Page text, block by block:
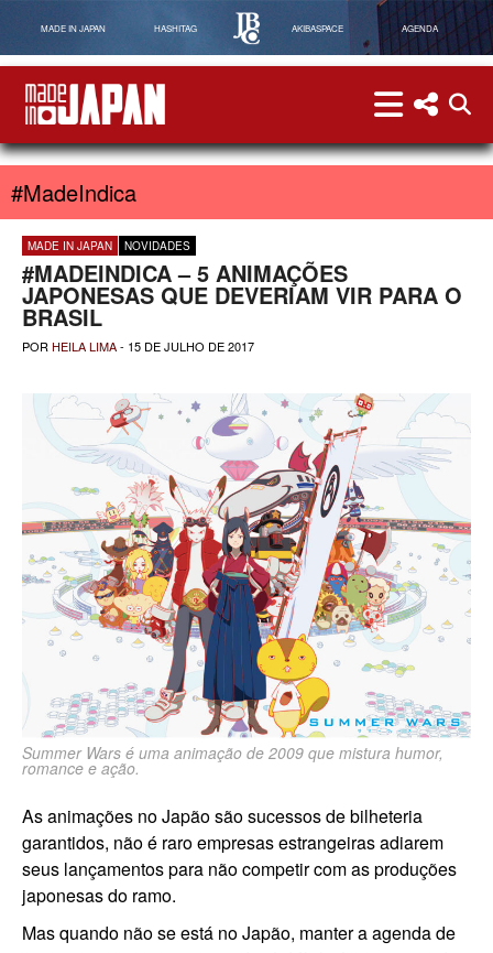
MADE IN JAPAN HASHITAG AKIBASPACE AGENDA
menu menu
#MadeIndica
MADE IN JAPAN NOVIDADES
#MADEINDICA – 5 ANIMAÇÕES
JAPONESAS QUE DEVERIAM VIR PARA O
BRASIL
POR HEILA LIMA- 15 DE JULHO DE 2017
Summer Wars é uma animação de 2009 que mistura humor,
romance e ação.
As animações no Japão são sucessos de bilheteria
garantidos, não é raro empresas estrangeiras adiarem
seus lançamentos para não competir com as produções
japonesas do ramo.
Mas quando não se está no Japão, manter a agenda de